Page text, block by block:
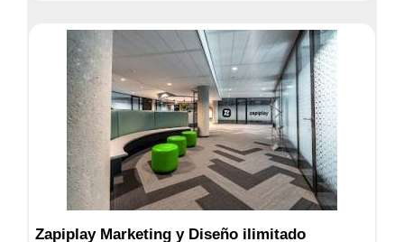
Zapiplay Marketing y Diseño ilimitado